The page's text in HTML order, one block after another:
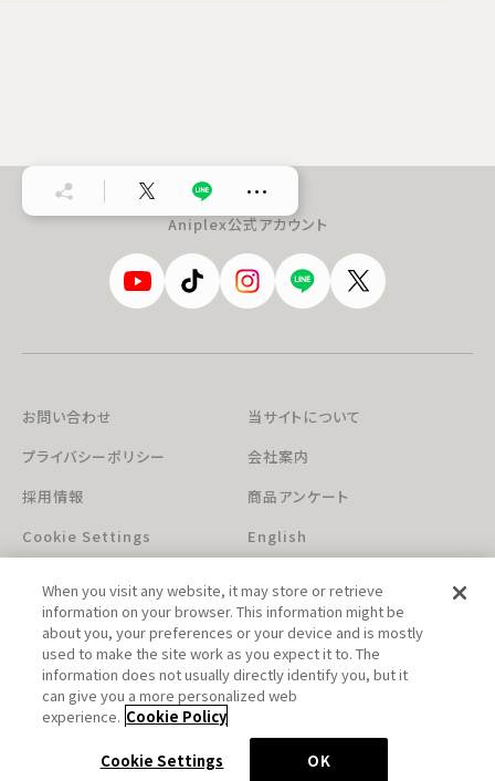
…
Aniplex公式アカウント
お問い合わせ
当サイトについて
プライバシーポリシー
会社案内
採用情報
商品アンケート
Cookie Settings
English
このホームページに掲載されている著作物の無断利用を禁じます。
© Aniplex Inc. All rights reserved.
When you visit any website, it may store or retrieve
information on your browser. This information might be
about you, your preferences or your device and is mostly
used to make the site work as you expect it to. The
information does not usually directly identify you, but it
can give you a more personalized web
experience. Cookie Policy
Cookie Settings OK